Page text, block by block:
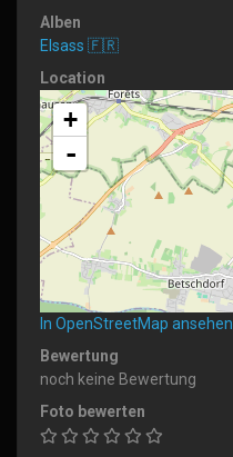
Alben
Elsass 🇫🇷
Location
+
-
In OpenStreetMap ansehen
Bewertung
noch keine Bewertung
Foto bewerten